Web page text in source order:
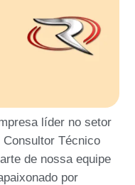
líder no setor
Técnico
de nossa equipe
por